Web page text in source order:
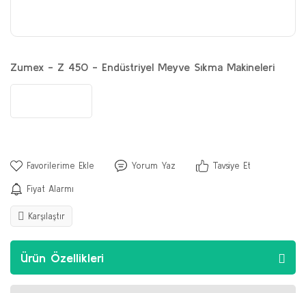
Zumex - Z 450 - Endüstriyel Meyve Sıkma Makineleri
Yorum Yaz Tavsiye Et
Fiyat Alarmı
Karşılaştır
Ürün Özellikleri